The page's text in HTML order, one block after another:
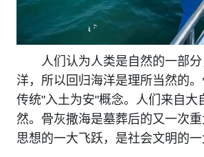
人们认为人类是自然的一部分
洋，所以回归海洋是理所当然的
传统"入土为安"概念。人们来自大
然。骨灰撒海是墓葬后的又一次
思想的一大飞跃，是社会文明的一